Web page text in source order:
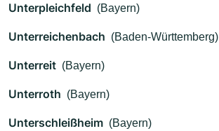
Unterpleichfeld (Bayern)
Unterreichenbach (Baden-Württemberg)
Unterreit (Bayern)
Unterroth (Bayern)
Unterschleißheim (Bayern)